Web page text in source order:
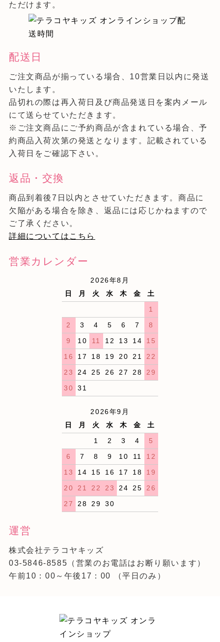
ただけます。
配送日
ご注文商品が揃っている場合、10営業日以内に発送
いたします。
品切れの際は再入荷日及び商品発送日を案内メール
にて送らせていただきます。
※ご注文商品にご予約商品が含まれている場合、予
約商品入荷次第の発送となります。記載されている
入荷日をご確認下さい。
返品・交換
商品到着後7日以内とさせていただきます。商品に
欠陥がある場合を除き、返品には応じかねますので
ご了承ください。
詳細についてはこちら
営業カレンダー
2026年8月
日
月 火 水 木 金
土
1
2
3 4 5 6 7
8
9
10 11 12 13 14
15
16
17 18 19 20 21
22
23
24 25 26 27 28
29
30
31
2026年9月
日
月 火 水 木 金
土
1
2 3 4
5
6
7 8 9 10 11
12
13
14 15 16 17 18
19
20
21 22 23 24 25
26
27
28 29 30
運営
株式会社テラコヤキッズ
03-5846-8585 （営業のお電話はお断り願います）
午前10：00～午後17：00 （平日のみ）